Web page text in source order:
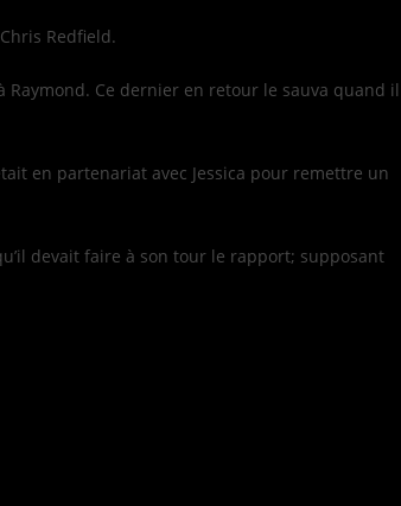
Redfield.
Ce dernier en retour le sauva quand il
en partenariat avec Jessica pour remettre un
devait faire à son tour le rapport; supposant